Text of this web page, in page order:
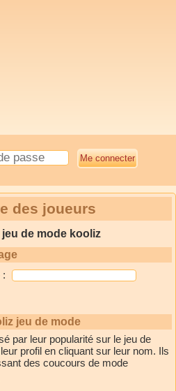
des joueurs
de mode kooliz
:
jeu de mode
par leur popularité sur le jeu de
profil en cliquant sur leur nom. Ils
des coucours de mode